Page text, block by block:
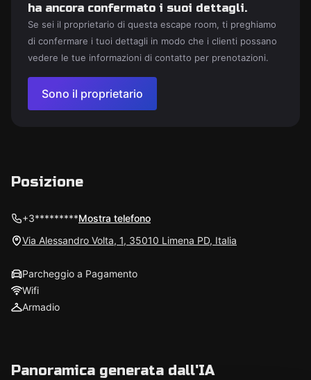
ha ancora confermato i suoi dettagli.
Se sei il proprietario di questa escape room, ti preghiamo
di confermare i tuoi dettagli in modo che i clienti possano
vedere le tue informazioni di contatto per prenotazioni.
Sono il proprietario
Posizione
+3*********Mostra telefono
Via Alessandro Volta, 1, 35010 Limena PD, Italia
Parcheggio a Pagamento
Wifi
Armadio
Panoramica generata dall'IA